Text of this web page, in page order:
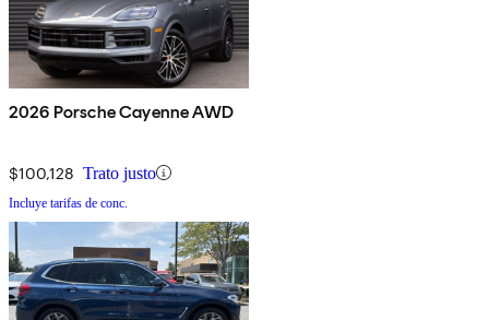
2026 Porsche Cayenne AWD
$100,128 Trato justo
Incluye tarifas de conc.